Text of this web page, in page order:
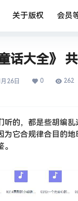
关于版权 会员
话大全》
26日 0 262
听的，都是些胡编
为它合规律合目的